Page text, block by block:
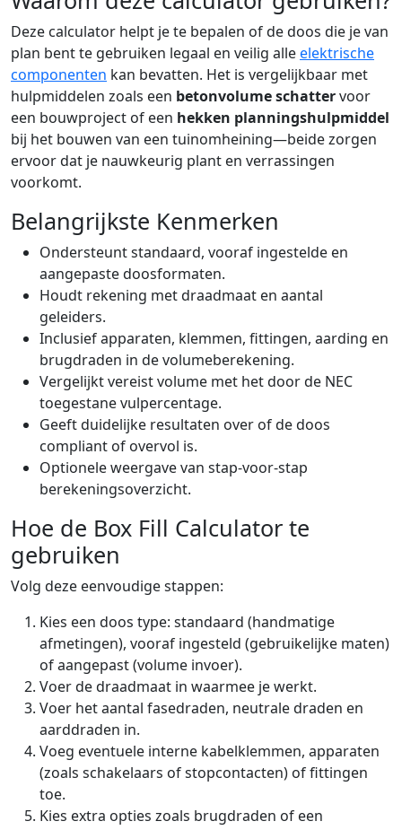
Deze calculator helpt je te bepalen of de doos die je van
plan bent te gebruiken legaal en veilig alleelektrische
componenten kan bevatten. Het is vergelijkbaar met
hulpmiddelen zoals een betonvolume schattervoor
een bouwproject of een hekken planningshulpmiddel
bij het bouwen van een tuinomheining—beide zorgen
ervoor dat je nauwkeurig plant en verrassingen
voorkomt.
Belangrijkste Kenmerken
Ondersteunt standaard, vooraf ingestelde en
aangepaste doosformaten.
Houdt rekening met draadmaat en aantal
geleiders.
Inclusief apparaten, klemmen, fittingen, aarding en
brugdraden in de volumeberekening.
Vergelijkt vereist volume met het door de NEC
toegestane vulpercentage.
Geeft duidelijke resultaten over of de doos
compliant of overvol is.
Optionele weergave van stap-voor-stap
berekeningsoverzicht.
Hoe de Box Fill Calculator te
gebruiken
Volg deze eenvoudige stappen:
Kies een doos type: standaard (handmatige
afmetingen), vooraf ingesteld (gebruikelijke maten)
of aangepast (volume invoer).
Voer de draadmaat in waarmee je werkt.
Voer het aantal fasedraden, neutrale draden en
aarddraden in.
Voeg eventuele interne kabelklemmen, apparaten
(zoals schakelaars of stopcontacten) of fittingen
toe.
Kies extra opties zoals brugdraden of een